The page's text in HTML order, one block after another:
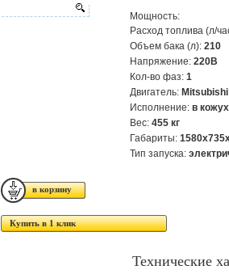
Мощность:
Расход топлива (л/
Объем бака (л): 210
Напряжение: 220В
Кол-во фаз: 1
Двигатель:
Исполнение: в
Вес: 455 кг
Габариты:
Тип запуска:
Купить в 1 клик
Технические